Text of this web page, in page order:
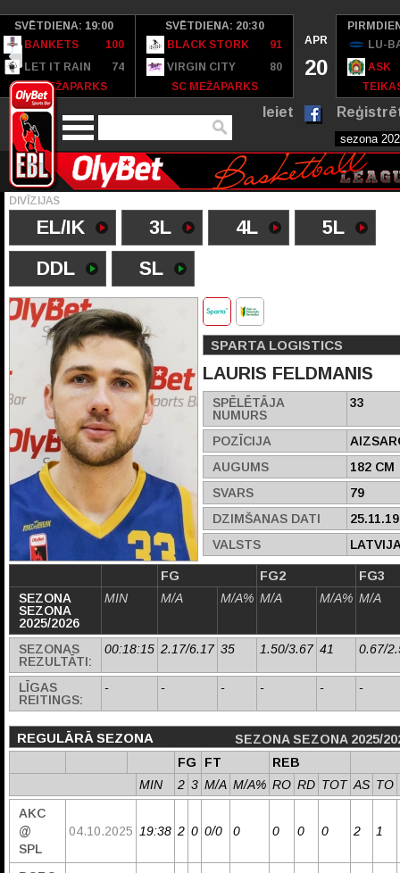
SVĒTDIENA: 19:00
BANKETS
100
LET IT RAIN
74
SC MEŽAPARKS
SVĒTDIENA: 20:30
BLACK STORK
91
VIRGIN CITY
80
SC MEŽAPARKS
APR
20
LU-
ASK
Ieiet
DIVĪZIJAS
EL/IK 3L 4L
5L
DDL
SL
SPARTA LOGISTICS
LAURIS FELDMANIS
SPĒLĒTĀJA
NUMURS
33
POZĪCIJA
AUGUMS
182 CM
SVARS
79
DZIMŠANAS DATI
VALSTS
FG FG2
FG3
SEZONA
SEZONA
2025/2026
MIN M/A M/A% M/A M/A% M/A
SEZONAS
REZULTĀTI:
00:18:15 2.17/6.17 35 1.50/3.67 41 0.67/
LĪGAS
REITINGS:
- - - - - -
REGULĀRĀ SEZONA
SEZONA SEZONA 2025/
FG
FT
REB
MIN
2 3 M/A M/A% RO RD TOT AS TO
AKC
@
SPL
04.10.2025 19:38 2 0 0/0 0 0 0 0 2 1